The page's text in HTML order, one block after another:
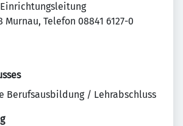
Murnau, Telefon 08841 6127-0
Berufsausbildung / Lehrabschluss